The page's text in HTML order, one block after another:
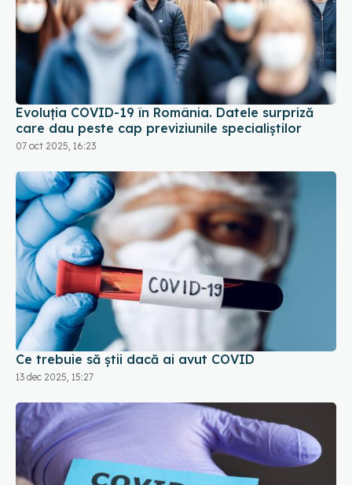
Evoluția COVID-19 în România. Datele surpriză
care dau peste cap previziunile specialiștilor
07 oct 2025, 16:23
Ce trebuie să știi dacă ai avut COVID
13 dec 2025, 15:27